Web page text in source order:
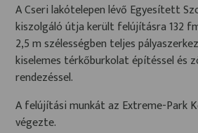
A Cseri lakótelepen lévő Egyesített
kiszolgáló útja került felújításra 132
2,5 m szélességben teljes
kiselemes térkőburkolat építéssel és
rendezéssel.
A felújítási munkát az Extreme-Park
végezte.